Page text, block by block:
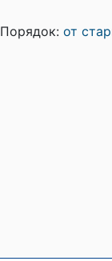
Порядок: от